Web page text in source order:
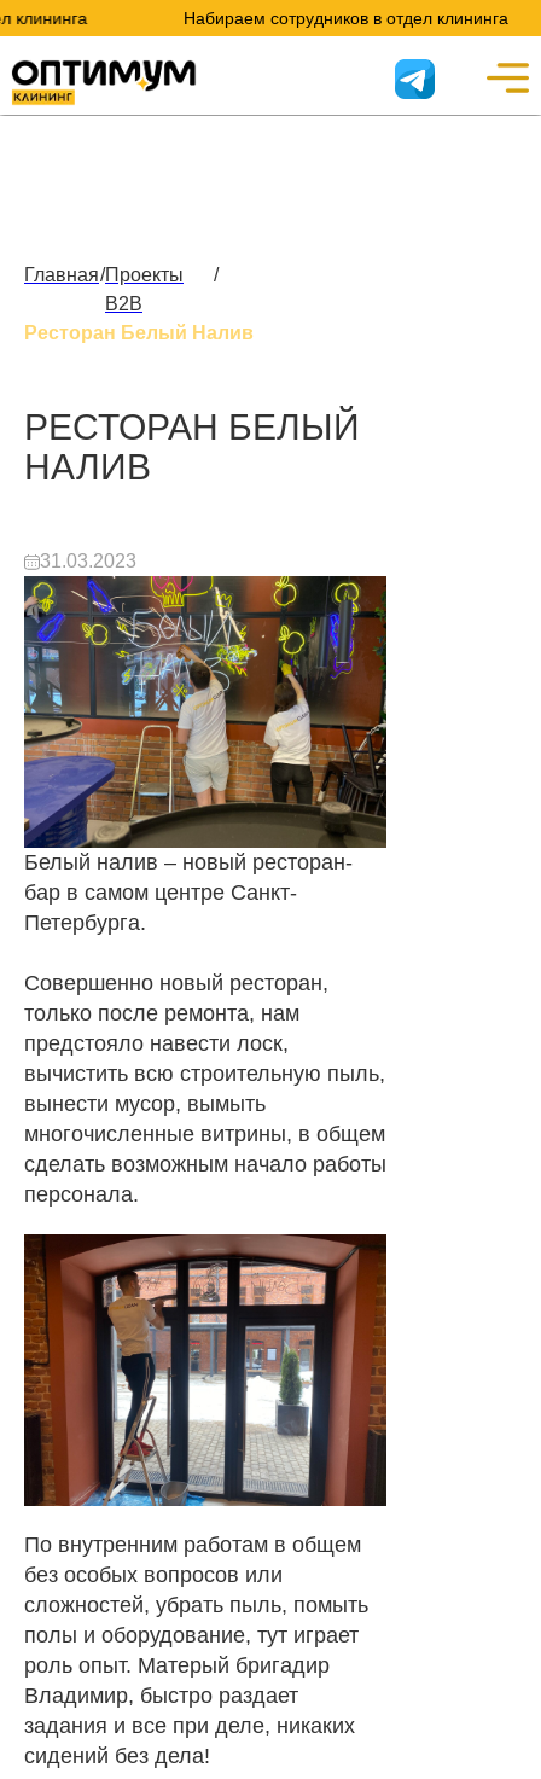
Набираем сотрудников в отдел клининга
Главная/Проекты
B2B
/
Ресторан Белый Налив
РЕСТОРАН БЕЛЫЙ
НАЛИВ
31.03.2023
Белый налив – новый ресторан-
бар в самом центре Санкт-
Петербурга.
Совершенно новый ресторан,
только после ремонта, нам
предстояло навести лоск,
вычистить всю строительную пыль,
вынести мусор, вымыть
многочисленные витрины, в общем
сделать возможным начало работы
персонала.
По внутренним работам в общем
без особых вопросов или
сложностей, убрать пыль, помыть
полы и оборудование, тут играет
роль опыт. Матерый бригадир
Владимир, быстро раздает
задания и все при деле, никаких
сидений без дела!